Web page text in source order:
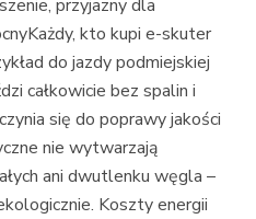
przyjazny dla
kto kupi e-skuter
do jazdy podmiejskiej
całkowicie bez spalin i
się do poprawy jakości
nie wytwarzają
ani dwutlenku węgla –
Koszty energii